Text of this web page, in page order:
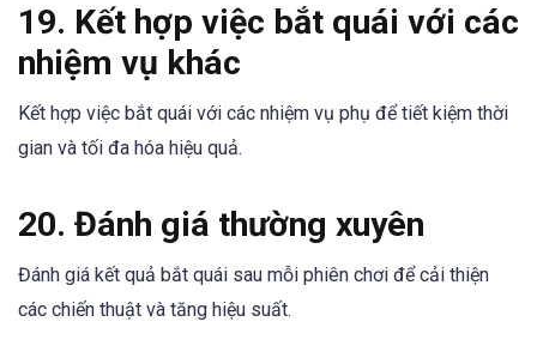
19. Kết hợp việc bắt quái với các
nhiệm vụ khác
Kết hợp việc bắt quái với các nhiệm vụ phụ để tiết kiệm thời
gian và tối đa hóa hiệu quả.
20. Đánh giá thường xuyên
Đánh giá kết quả bắt quái sau mỗi phiên chơi để cải thiện
các chiến thuật và tăng hiệu suất.